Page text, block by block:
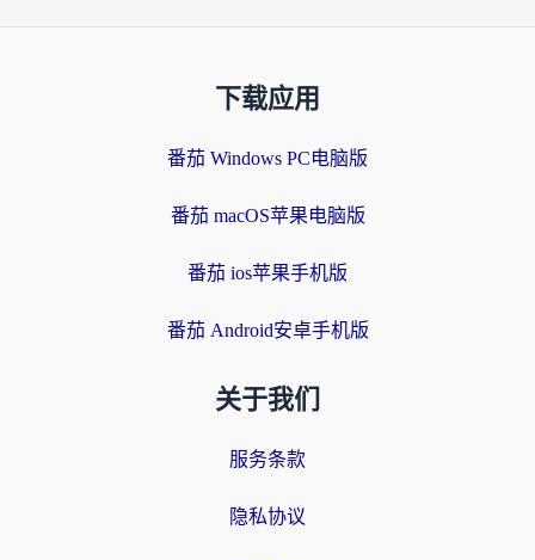
下载应用
番茄 Windows PC电脑版
番茄 macOS苹果电脑版
番茄 ios苹果手机版
番茄 Android安卓手机版
关于我们
服务条款
隐私协议